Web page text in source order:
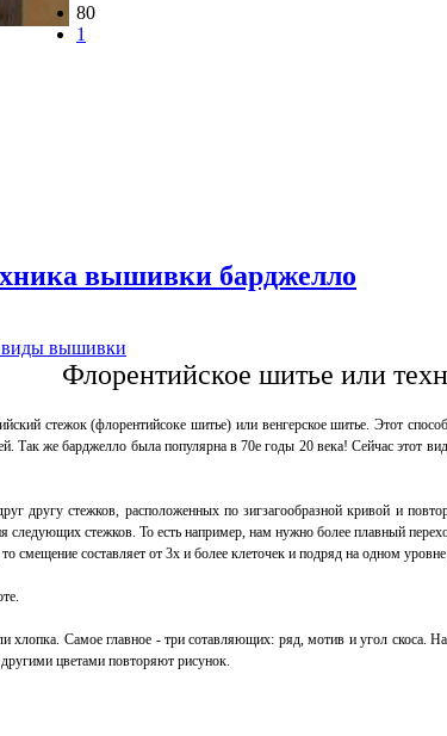
80
1
вышивки барджелло
виды вышивки
Флорентийское шитье или
стежок (флорентийсоке шитье) или венгерское шитье. Этот
Так же барджелло была популярна в 70е годы 20 века! Сейчас этот
другу стежков, расположенных по зигзагообразной кривой и
следующих стежков. То есть например, нам нужно более плавный
составляет от 3х и более клеточек и подряд на одном
Самое главное - три сотавляющих: ряд, мотив и угол скоса.
цветами повторяют рисунок.